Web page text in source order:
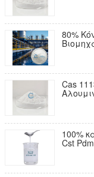
80%
Cas
100%
Cst